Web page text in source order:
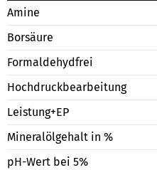
Amine
Borsäure
Formaldehydfrei
Hochdruckbearbeitung
Leistung+EP
Mineralölgehalt in %
pH-Wert bei 5%